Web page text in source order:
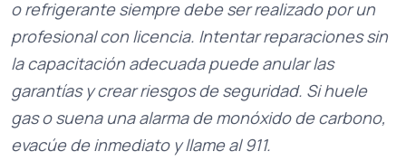
o refrigerante siempre debe ser realizado por un
profesional con licencia. Intentar reparaciones sin
la capacitación adecuada puede anular las
garantías y crear riesgos de seguridad. Si huele
gas o suena una alarma de monóxido de carbono,
evacúe de inmediato y llame al 911.